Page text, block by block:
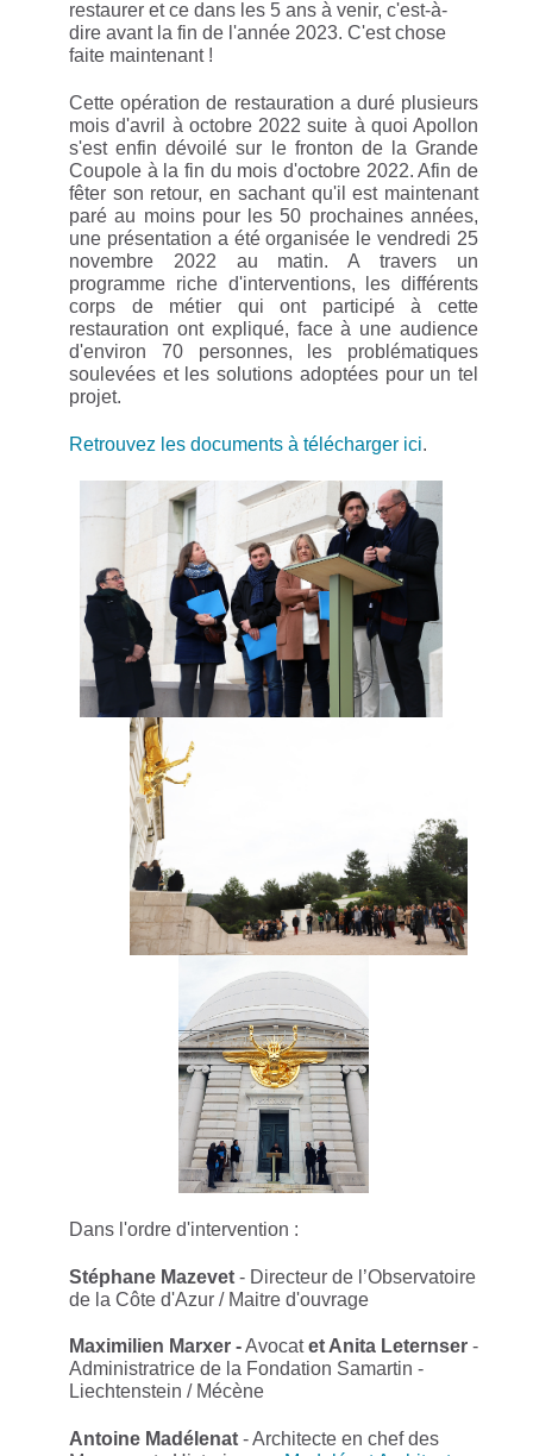
restaurer et ce dans les 5 ans à venir, c'est-à-
dire avant la fin de l'année 2023. C'est chose
faite maintenant !
Cette opération de restauration a duré plusieurs
mois d'avril à octobre 2022 suite à quoi Apollon
s'est enfin dévoilé sur le fronton de la Grande
Coupole à la fin du mois d'octobre 2022. Afin de
fêter son retour, en sachant qu'il est maintenant
paré au moins pour les 50 prochaines années,
une présentation a été organisée le vendredi 25
novembre 2022 au matin. A travers un
programme riche d'interventions, les différents
corps de métier qui ont participé à cette
restauration ont expliqué, face à une audience
d'environ 70 personnes, les problématiques
soulevées et les solutions adoptées pour un tel
projet.
Retrouvez les documents à télécharger ici.
Dans l'ordre d'intervention :
Stéphane Mazevet - Directeur de l’Observatoire
de la Côte d'Azur / Maitre d'ouvrage
Maximilien Marxer -Avocatet Anita Leternser -
Administratrice de la Fondation Samartin -
Liechtenstein / Mécène
Antoine Madélenat - Architecte en chef des